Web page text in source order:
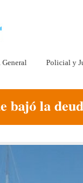
General Policial y
bajó la